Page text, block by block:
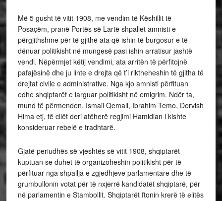
Më 5 gusht të vitit 1908, me vendim të Këshillit të
Posaçëm, pranë Portës së Lartë shpallet amnisti e
përgjithshme për të gjithë ata që ishin të burgosur e të
dënuar politikisht në mungesë pasi ishin arratisur jashtë
vendi. Nëpërmjet këtij vendimi, ata arritën të përfitojnë
pafajësinë dhe ju linte e drejta që t’i riktheheshin të gjitha të
drejtat civile e administrative. Nga kjo amnisti përfituan
edhe shqiptarët e larguar politikisht në emigrim. Ndër ta,
mund të përmenden, Ismail Qemali, Ibrahim Temo, Dervish
Hima etj, të cilët deri atëherë regjimi Hamidian i kishte
konsideruar rebelë e tradhtarë.
Gjatë periudhës së vjeshtës së vitit 1908, shqiptarët
kuptuan se duhet të organizoheshin politikisht për të
përfituar nga shpallja e zgjedhjeve parlamentare dhe të
grumbullonin votat për të nxjerrë kandidatët shqiptarë, për
në parlamentin e Stambollit. Shqiptarët ftonin krerë të elitës